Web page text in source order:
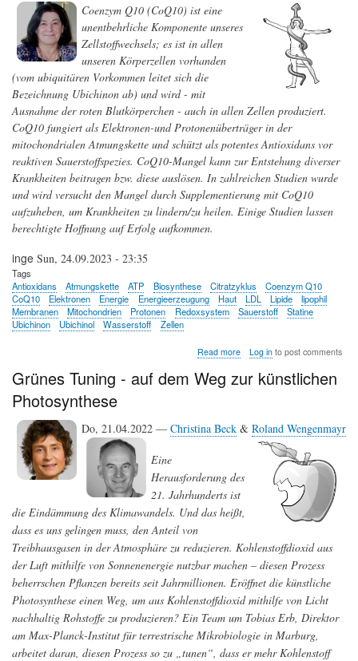
Coenzym Q10 (CoQ10) ist eine
unentbehrliche Komponente unseres
Zellstoffwechsels; es ist in allen
unseren Körperzellen vorhanden
(vom ubiquitären Vorkommen leitet sich die
Bezeichnung Ubichinon ab) und wird - mit
Ausnahme der roten Blutkörperchen - auch in allen Zellen produziert.
CoQ10 fungiert als Elektronen-und Protonenüberträger in der
mitochondrialen Atmungskette und schützt als potentes Antioxidans vor
reaktiven Sauerstoffspezies. CoQ10-Mangel kann zur Entstehung diverser
Krankheiten beitragen bzw. diese auslösen. In zahlreichen Studien wurde
und wird versucht den Mangel durch Supplementierung mit CoQ10
aufzuheben, um Krankheiten zu lindern/zu heilen. Einige Studien lassen
berechtigte Hoffnung auf Erfolg aufkommen.
inge Sun, 24.09.2023 - 23:35
Tags
Antioxidans
Atmungskette ATP Biosynthese Citratzyklus
Coenzym Q10
CoQ10
Elektronen Energie Energieerzeugung Haut LDL Lipide
lipophil
Membranen
Mitochondrien Protonen Redoxsystem Sauerstoff
Statine
Ubichinon
Ubichinol Wasserstoff Zellen
Read moreabout
Coenzym
Q10
-
Rolle
Zellstoffwechsel
was
Supplementierung
kann
Log into post comments
Grünes Tuning - auf dem Weg zur künstlichen
Photosynthese
Do, 21.04.2022 — Christina Beck & Roland Wengenmayr
Eine
Herausforderung des
21. Jahrhunderts ist
die Eindämmung des Klimawandels. Und das heißt,
dass es uns gelingen muss, den Anteil von
Treibhausgasen in der Atmosphäre zu reduzieren. Kohlenstoffdioxid aus
der Luft mithilfe von Sonnenenergie nutzbar machen – diesen Prozess
beherrschen Pflanzen bereits seit Jahrmillionen. Eröffnet die künstliche
Photosynthese einen Weg, um aus Kohlenstoffdioxid mithilfe von Licht
nachhaltig Rohstoffe zu produzieren? Ein Team um Tobias Erb, Direktor
am Max-Planck-Institut für terrestrische Mikrobiologie in Marburg,
arbeitet daran, diesen Prozess so zu „tunen“, dass er mehr Kohlenstoff